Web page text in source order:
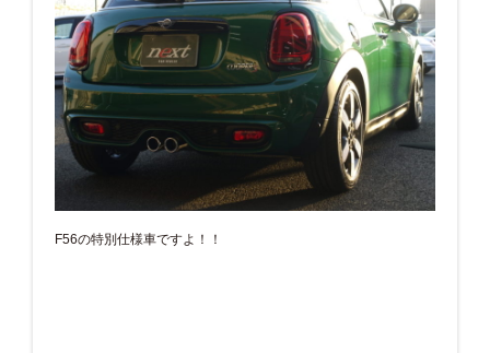
F56の特別仕様車ですよ！！